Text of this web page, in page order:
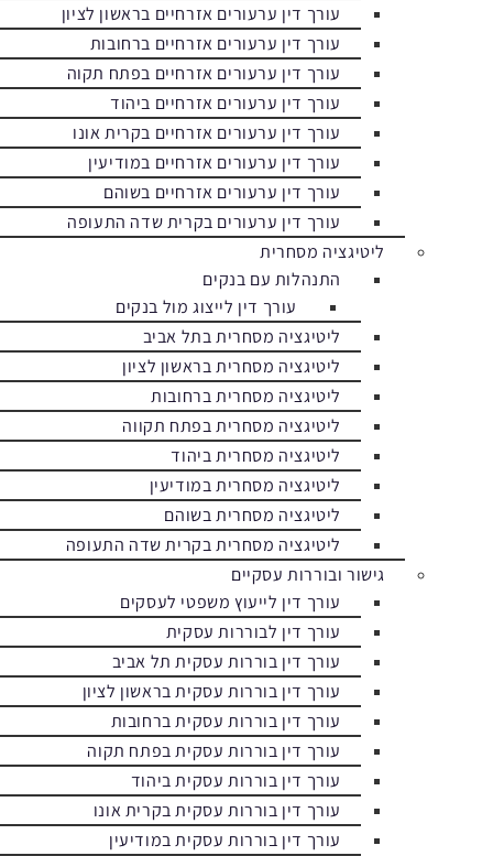
עורך דין ערעורים אזרחיים בראשון לציון
עורך דין ערעורים אזרחיים ברחובות
עורך דין ערעורים אזרחיים בפתח תקוה
עורך דין ערעורים אזרחיים ביהוד
עורך דין ערעורים אזרחיים בקרית אונו
עורך דין ערעורים אזרחיים במודיעין
עורך דין ערעורים אזרחיים בשוהם
עורך דין ערעורים בקרית שדה התעופה
ליטיגציה מסחרית
התנהלות עם בנקים
עורך דין לייצוג מול בנקים
ליטיגציה מסחרית בתל אביב
ליטיגציה מסחרית בראשון לציון
ליטיגציה מסחרית ברחובות
ליטיגציה מסחרית בפתח תקווה
ליטיגציה מסחרית ביהוד
ליטיגציה מסחרית במודיעין
ליטיגציה מסחרית בשוהם
ליטיגציה מסחרית בקרית שדה התעופה
גישור ובוררות עסקיים
עורך דין לייעוץ משפטי לעסקים
עורך דין לבוררות עסקית
עורך דין בוררות עסקית תל אביב
עורך דין בוררות עסקית בראשון לציון
עורך דין בוררות עסקית ברחובות
עורך דין בוררות עסקית בפתח תקוה
עורך דין בוררות עסקית ביהוד
עורך דין בוררות עסקית בקרית אונו
עורך דין בוררות עסקית במודיעין